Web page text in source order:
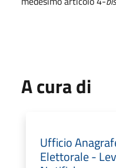
A cura di
Ufficio
Elettorale -